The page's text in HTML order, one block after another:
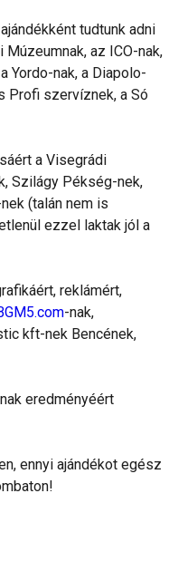
tudtunk adni
az ICO-nak,
Yordo-nak, a Diapolo-
Profi szervíznek, a Só
a Visegrádi
Szilágy Pékség-nek,
(talán nem is
ezzel laktak jól a
reklámért,
-nak,
kft-nek Bencének,
eredményéért
ennyi ajándékot egész